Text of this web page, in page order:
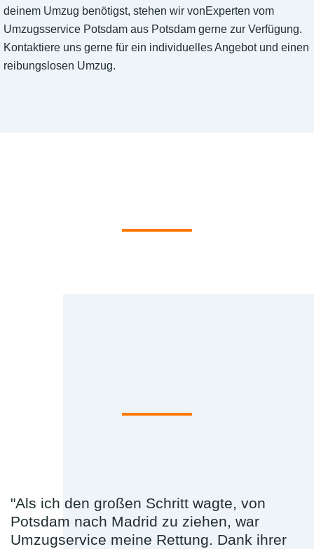
deinem Umzug benötigst, stehen wir vonExperten vom
Umzugsservice Potsdam aus Potsdam gerne zur Verfügung.
Kontaktiere uns gerne für ein individuelles Angebot und einen
reibungslosen Umzug.
"Als ich den großen Schritt wagte, von
Potsdam nach Madrid zu ziehen, war
Umzugservice meine Rettung. Dank ihrer